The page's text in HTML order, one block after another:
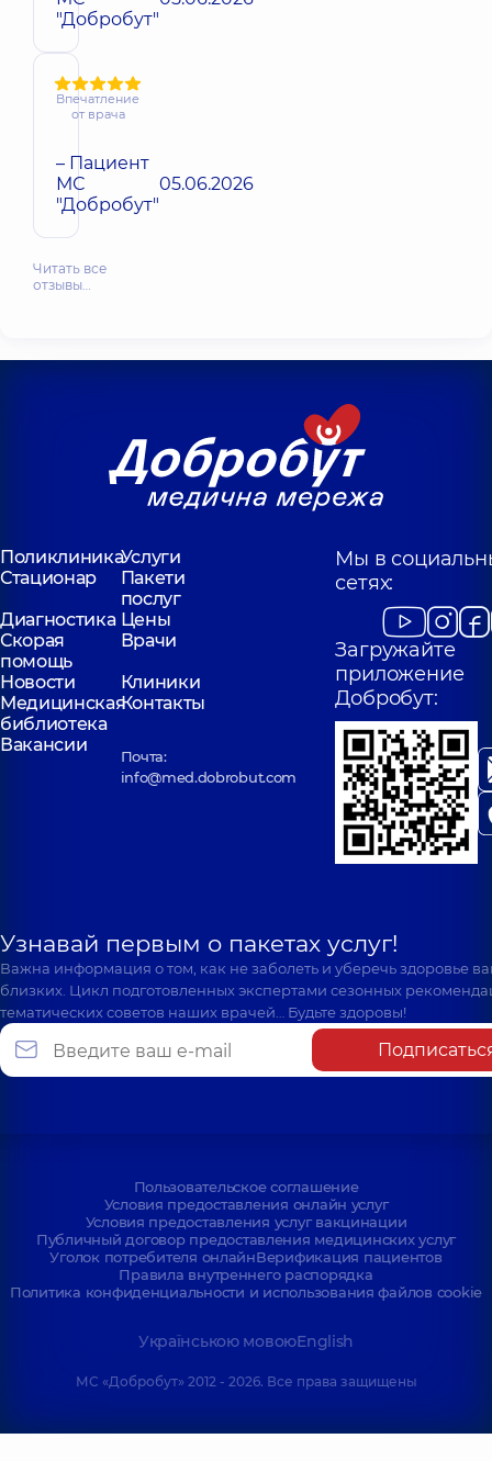
"Добробут"
Впечатление
от врача
– Пациент
МС
"Добробут"
05.06.2026
Читать все
отзывы…
ПоликлиникаУслуги
Стационар
Пакети
послуг
Диагностика Цены
Скорая
помощь
Врачи
Новости
Клиники
Медицинская
библиотека
Контакты
Вакансии
Почта:
info@med.dobrobut.com
Мы в
сетях:
Загружайте
приложение
Добробут:
Узнавай первым о пакетах услуг!
Важна информация о том, как не заболеть и уберечь здоровье
близких. Цикл подготовленных экспертами сезонных
тематических советов наших врачей… Будьте здоровы!
Пользовательское соглашение
Условия предоставления онлайн услуг
Условия предоставления услуг вакцинации
Публичный договор предоставления медицинских услуг
Уголок потребителя онлайнВерификация пациентов
Правила внутреннего распорядка
Политика конфиденциальности и использования файлов cookie
Українською мовоюEnglish
МС «Добробут» 2012 - 2026. Все права защищены